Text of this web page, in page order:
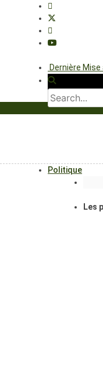
Dernière Mise
Politique
Les